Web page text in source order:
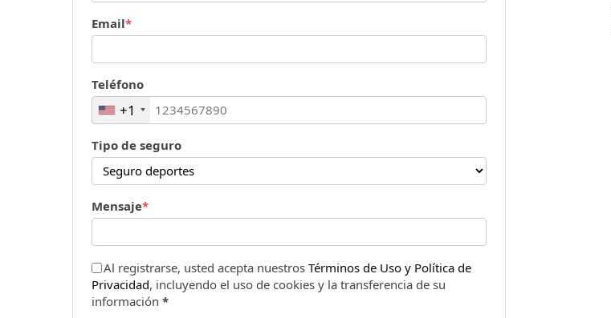
Email*
Teléfono
+1
Tipo de seguro
Mensaje*
Al registrarse, usted acepta nuestros Términos de Uso y Política de
Privacidad, incluyendo el uso de cookies y la transferencia de su
información *